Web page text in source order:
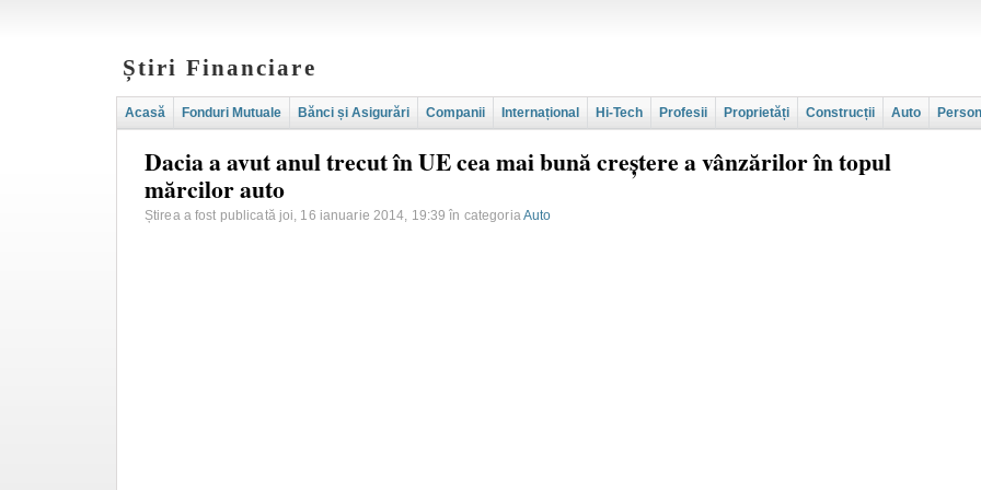
Știri Financiare
Acasă Fonduri Mutuale Bănci și Asigurări Companii Internațional Hi-Tech Profesii Proprietăți Construcții Auto
Dacia a avut anul trecut în UE cea mai bună creștere a vânzărilor în topul
mărcilor auto
Știrea a fost publicată joi, 16 ianuarie 2014, 19:39 în categoriaAuto